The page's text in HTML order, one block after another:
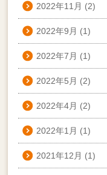
2022年11月 (2)
2022年9月 (1)
2022年7月 (1)
2022年5月 (2)
2022年4月 (2)
2022年1月 (1)
2021年12月 (1)